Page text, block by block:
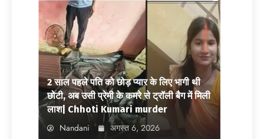
2 साल पहले पति को छोड़ प्यार के लिए भागी थी
छोटी, अब उसी प्रेमी के कमरे से ट्रॉली बैग में मिली
लाश| Chhoti Kumari murder
Nandani अगस्त 6, 2026